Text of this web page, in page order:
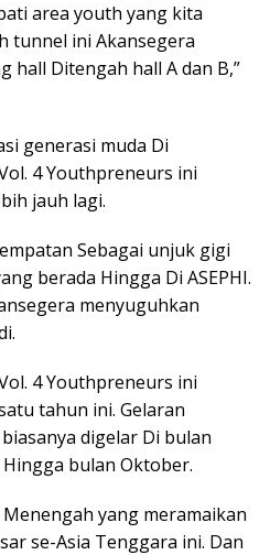
area youth yang kita
tunnel ini Akansegera
hall Ditengah hall A dan B,”
generasi muda Di
4 Youthpreneurs ini
jauh lagi.
Sebagai unjuk gigi
berada Hingga Di ASEPHI.
menyuguhkan
4 Youthpreneurs ini
tahun ini. Gelaran
digelar Di bulan
bulan Oktober.
yang meramaikan
se-Asia Tenggara ini. Dan